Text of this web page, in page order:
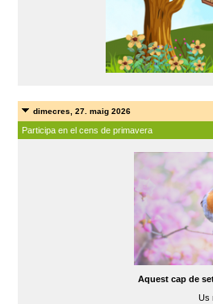
dimecres, 27. maig 2026
Participa en el cens de primavera
Aquest cap de
Us